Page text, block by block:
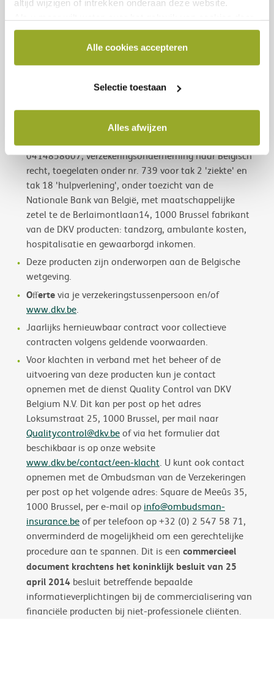
altijd wijzigen of intrekken onderaan deze website.
DKV of over hoe u cookies kan blokkeren en/of
verwijderen, raadpleeg dan onze Cookieverklaring
beschikbaar onderaan elke websitepagina.
Alle cookies accepteren
Selectie toestaan
Alles afwijzen
Voor meer informatie over deze producten, je rechten
en plichten, raadpleeg deAlgemene en/of Tarifaire
Verzekeringsvoorwaarden en
Productinformatiefiches (IPID)vóór het afsluiten
verzekeringstussenpersoon, opwww.dkv.be
verkrijgbaar bij DKV Belgium.
DKV Belgium N.V. | Loksumstraat 25 | 1000 Brussel |
0414858607, verzekeringsonderneming naar Belgisch
recht, toegelaten onder nr. 739 voor tak 2 'ziekte' en
tak 18 'hulpverlening', onder toezicht van de
Nationale Bank van België, met maatschappelijke
zetel te de Berlaimontlaan14, 1000 Brussel fabrikant
van de DKV producten: tandzorg, ambulante kosten,
hospitalisatie en gewaarborgd inkomen.
Deze producten zijn onderworpen aan de Belgische
wetgeving.
Oﬀertevia je verzekeringstussenpersoon en/of
www.dkv.be.
Jaarlijks hernieuwbaar contract voor collectieve
contracten volgens geldende voorwaarden.
Voor klachten in verband met het beheer of de
uitvoering van deze producten kun je contact
opnemen met de dienst Quality Control van DKV
Belgium N.V. Dit kan per post op het adres
Loksumstraat 25, 1000 Brussel, per mail naar
Qualitycontrol@dkv.beof via het formulier dat
beschikbaar is op onze website
www.dkv.be/contact/een-klacht. U kunt ook contact
opnemen met de Ombudsman van de Verzekeringen
per post op het volgende adres: Square de Meeûs 35,
1000 Brussel, per e-mail op info@ombudsman-
insurance.beof per telefoon op +32 (0) 2 547 58 71,
onverminderd de mogelijkheid om een gerechtelijke
procedure aan te spannen. Dit is een commercieel
document krachtens het koninklijk besluit van 25
april 2014 besluit betreffende bepaalde
informatieverplichtingen bij de commercialisering van
financiële producten bij niet-professionele cliënten.